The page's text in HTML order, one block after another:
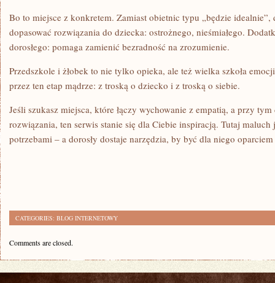
Bo to miejsce z konkretem. Zamiast obietnic typu „będzie idealnie”,
dopasować rozwiązania do dziecka: ostrożnego, nieśmiałego.
dorosłego: pomaga zamienić bezradność na zrozumienie.
Przedszkole i żłobek to nie tylko opieka, ale też wielka szkoła
przez ten etap mądrze: z troską o dziecko i z troską o siebie.
Jeśli szukasz miejsca, które łączy wychowanie z empatią, a przy
rozwiązania, ten serwis stanie się dla Ciebie inspiracją. Tutaj
potrzebami – a dorosły dostaje narzędzia, by być dla niego
CATEGORIES: BLOG INTERNETOWY
Comments are closed.